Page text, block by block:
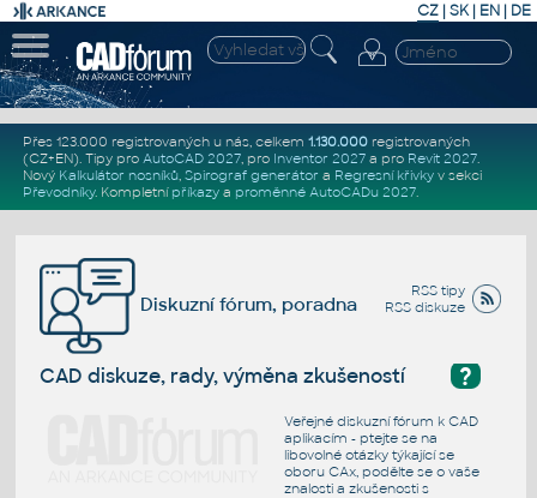
CZ | SK| EN | DE
Přes 123.000 registrovaných u nás, celkem 1.130.000registrovaných
(CZ+EN). Tipy pro AutoCAD 2027, pro Inventor 2027a pro Revit 2027.
Nový Kalkulátor nosníků, Spirograf generátor a Regresní křivkyv sekci
Převodníky. Kompletní příkazya proměnné AutoCADu 2027.
RSS tipy
RSS diskuze
Diskuzní fórum, poradna
?
CAD diskuze, rady, výměna zkušeností
Veřejné diskuzní fórum k CAD
aplikacím - ptejte se na
libovolné otázky týkající se
oboru CAx, podělte se o vaše
znalosti a zkušenosti s